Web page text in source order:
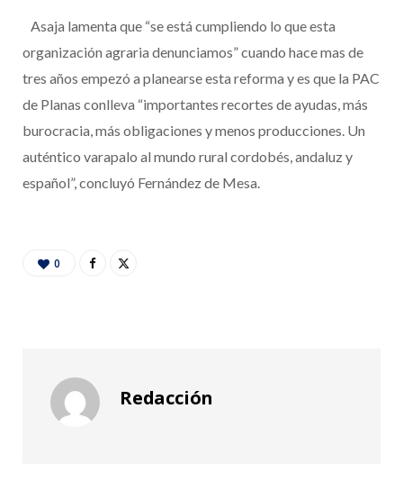
Asaja lamenta que “se está cumpliendo lo que esta
organización agraria denunciamos” cuando hace mas de
tres años empezó a planearse esta reforma y es que la PAC
de Planas conlleva “importantes recortes de ayudas, más
burocracia, más obligaciones y menos producciones. Un
auténtico varapalo al mundo rural cordobés, andaluz y
español”, concluyó Fernández de Mesa.
0
Redacción